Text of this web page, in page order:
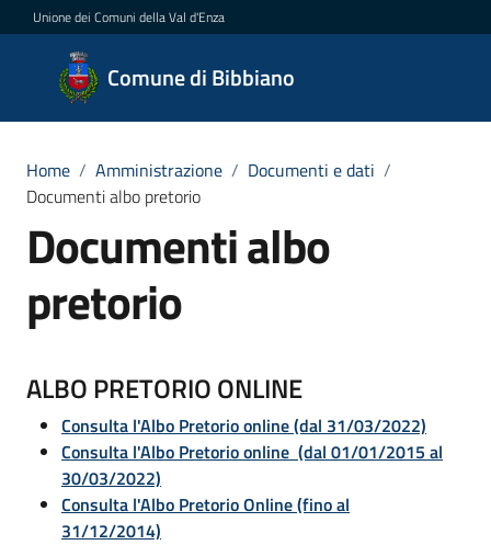
Vai al contenuto
Vai alla navigazione
Vai al footer
Unione dei Comuni della Val d'Enza
Comune di Bibbiano
Comune
di
Amministrazione
Menu selezionato
Novità
Vivere
Bibbiano
Home / Amministrazione / Documenti e dati /
Documenti albo pretorio
Documenti albo
pretorio
ALBO PRETORIO ONLINE
Consulta l'Albo Pretorio online (dal 31/03/2022)
Consulta l'Albo Pretorio online (dal 01/01/2015 al
30/03/2022)
Consulta l'Albo Pretorio Online (fino al
31/12/2014)